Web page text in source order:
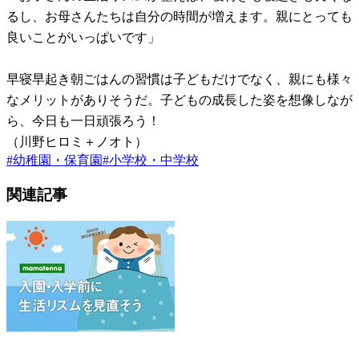
るし、お母さんたちは自分の時間が増えます。親にとっても
良いことがいっぱいです」
早寝早起き朝ごはんの習慣は子どもだけでなく、親にも様々
なメリットがありそうだ。子どもの成長した姿を想像しなが
ら、今日も一日頑張ろう！
（川野ヒロミ＋ノオト）
#幼稚園・保育園#小学校・中学校
関連記事